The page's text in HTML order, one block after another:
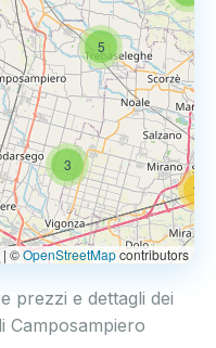
14
5
3
| ©OpenStreetMapcontributors
prezzi e dettagli dei
Camposampiero